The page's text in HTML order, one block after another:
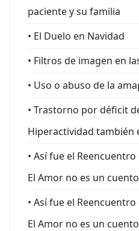
paciente y su familia
• El Duelo en Navidad
• Filtros de imagen en
• Uso o abuso de la
• Trastorno por déficit
Hiperactividad también
• Así fue el
El Amor no es un
• Así fue el
El Amor no es un